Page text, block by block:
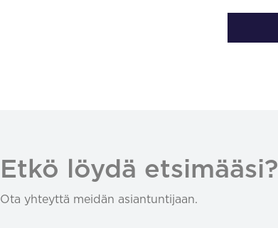
Etkö löydä etsimääsi?
Ota yhteyttä meidän asiantuntijaan.